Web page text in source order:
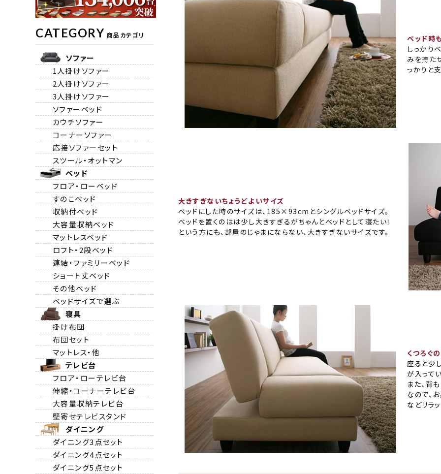
CATEGORY 商品カテゴリ
ソファー
1人掛けソファー
2人掛けソファー
3人掛けソファー
ソファーベッド
カウチソファー
コーナーソファー
応接ソファーセット
スツール・オットマン
ベッド
フロア・ローベッド
すのこベッド
収納付ベッド
大容量収納ベッド
マットレスベッド
ロフト・2段ベッド
連結・ファミリーベッド
ショート丈ベッド
その他ベッド
ベッドサイズで選ぶ
寝具
掛け布団
布団セット
マットレス・他
テレビ台
フロア・ローテレビ台
伸縮・コーナーテレビ台
大容量収納テレビ台
壁寄せテレビスタンド
ダイニング
ダイニング3点セット
ダイニング4点セット
ダイニング5点セット
ベッド時
しっかり
みを持た
っかりと
大きすぎないちょうどよいサイズ
ベッドにした時のサイズは、185×93cmとシングルベッドサイズ。
ベッドを置くのはは少し大きすぎるがちゃんとベッドとして寝たい！
という方にも、部屋のじゃまにならない、大きすぎないサイズです。
くつろぐ
座ると少
が入って
また、背
なので、
などリラ